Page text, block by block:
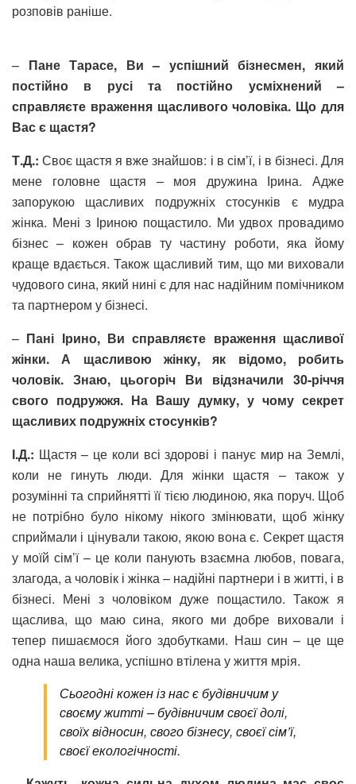
розповів раніше.
– Пане Тарасе, Ви – успішний бізнесмен, який
постійно в русі та постійно усміхнений –
справляєте враження щасливого чоловіка. Що для
Вас є щастя?
Т.Д.:Своє щастя я вже знайшов: і в сім’ї, і в бізнесі. Для
мене головне щастя – моя дружина Ірина. Адже
запорукою щасливих подружніх стосунків є мудра
жінка. Мені з Іриною пощастило. Ми удвох провадимо
бізнес – кожен обрав ту частину роботи, яка йому
краще вдається. Також щасливий тим, що ми виховали
чудового сина, який нині є для нас надійним помічником
та партнером у бізнесі.
– Пані Ірино, Ви справляєте враження щасливої
жінки. А щасливою жінку, як відомо, робить
чоловік. Знаю, цьогоріч Ви відзначили 30-річчя
свого подружжя. На Вашу думку, у чому секрет
щасливих подружніх стосунків?
І.Д.: Щастя – це коли всі здорові і панує мир на Землі,
коли не гинуть люди. Для жінки щастя – також у
розумінні та сприйнятті її тією людиною, яка поруч. Щоб
не потрібно було нікому нікого змінювати, щоб жінку
сприймали і цінували такою, якою вона є. Секрет щастя
у моїй сім’ї – це коли панують взаємна любов, повага,
злагода, а чоловік і жінка – надійні партнери і в житті, і в
бізнесі. Мені з чоловіком дуже пощастило. Також я
щаслива, що маю сина, якого ми добре виховали і
тепер пишаємося його здобутками. Наш син – це ще
одна наша велика, успішно втілена у життя мрія.
Сьогодні кожен із нас є будівничим у
своєму житті – будівничим своєї долі,
своїх відносин, свого бізнесу, своєї сім’ї,
своєї екологічності.